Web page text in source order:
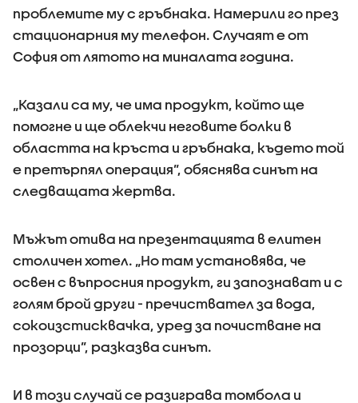
проблемите му с гръбнака. Намерили го през
стационарния му телефон. Случаят е от
София от лятото на миналата година.
„Казали са му, че има продукт, който ще
помогне и ще облекчи неговите болки в
областта на кръста и гръбнака, където той
е претърпял операция”, обяснява синът на
следващата жертва.
Мъжът отива на презентацията в елитен
столичен хотел. „Но там установява, че
освен с въпросния продукт, ги запознават и с
голям брой други - пречиствател за вода,
сокоизстисквачка, уред за почистване на
прозорци”, разказва синът.
И в този случай се разиграва томбола и